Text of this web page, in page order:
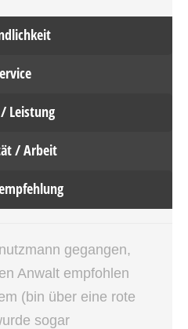
Leistung
/ Arbeit
gegangen,
Anwalt empfohlen
(bin über eine rote
sogar